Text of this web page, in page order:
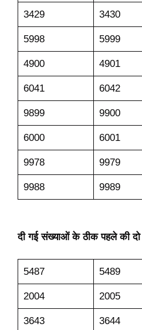
3429 3430
5998 5999
4900 4901
6041 6042
9899 9900
6000 6001
9978 9979
9988 9989
दी गई संख्याओं के ठीक पहले की
5487 5489
2004 2005
3643 3644